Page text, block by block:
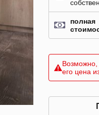
полная
Возможно,
его цена